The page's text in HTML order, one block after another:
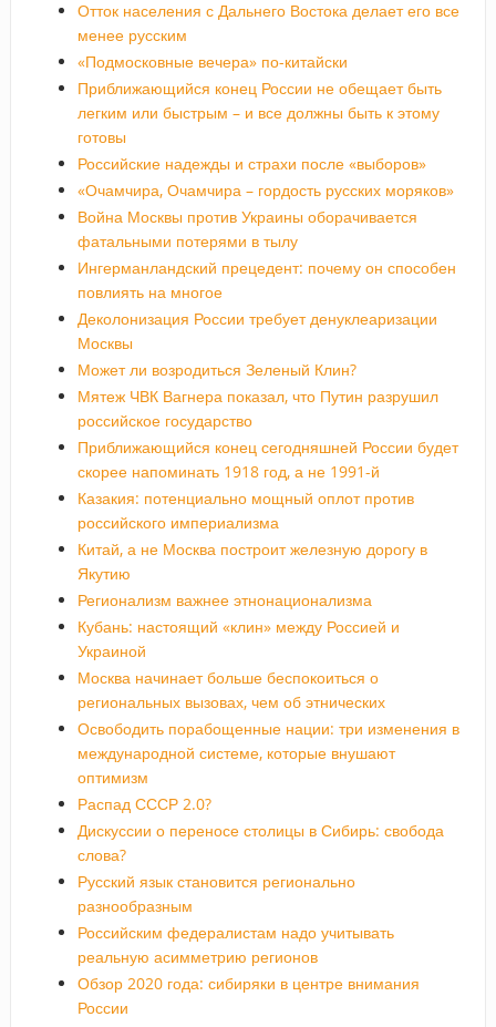
Отток населения с Дальнего Востока делает его все
менее русским
«Подмосковные вечера» по-китайски
Приближающийся конец России не обещает быть
легким или быстрым – и все должны быть к этому
готовы
Российские надежды и страхи после «выборов»
«Очамчира, Очамчира – гордость русских моряков»
Война Москвы против Украины оборачивается
фатальными потерями в тылу
Ингерманландский прецедент: почему он способен
повлиять на многое
Деколонизация России требует денуклеаризации
Москвы
Может ли возродиться Зеленый Клин?
Мятеж ЧВК Вагнера показал, что Путин разрушил
российское государство
Приближающийся конец сегодняшней России будет
скорее напоминать 1918 год, а не 1991-й
Казакия: потенциально мощный оплот против
российского империализма
Китай, а не Москва построит железную дорогу в
Якутию
Регионализм важнее этнонационализма
Кубань: настоящий «клин» между Россией и
Украиной
Москва начинает больше беспокоиться о
региональных вызовах, чем об этнических
Освободить порабощенные нации: три изменения в
международной системе, которые внушают
оптимизм
Распад СССР 2.0?
Дискуссии о переносе столицы в Сибирь: свобода
слова?
Русский язык становится регионально
разнообразным
Российским федералистам надо учитывать
реальную асимметрию регионов
Обзор 2020 года: сибиряки в центре внимания
России